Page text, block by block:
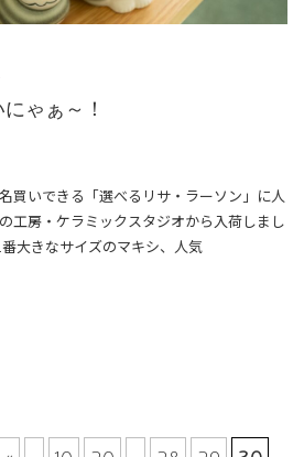
ゃぁ～！
買いできる「選べるリサ・ラーソン」に人
工房・ケラミックスタジオから入荷しまし
大きなサイズのマキシ、人気